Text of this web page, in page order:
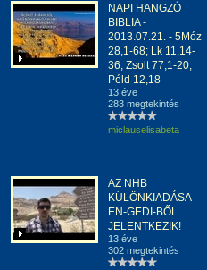
NAPI HANGZÓ
BIBLIA -
2013.07.21. - 5Móz
28,1-68; Lk 11,14-
36; Zsolt 77,1-20;
Péld 12,18
13 éve
283 megtekintés
miclauselisabeta
AZ NHB
KÜLÖNKIADÁSA
EN-GEDI-BŐL
JELENTKEZIK!
13 éve
302 megtekintés